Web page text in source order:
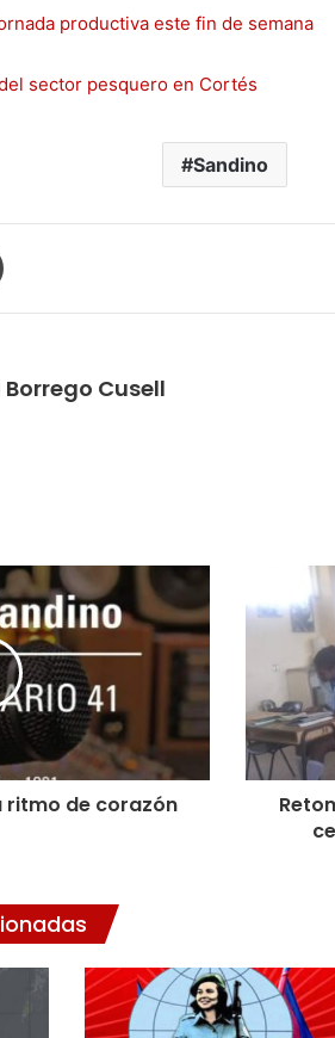
productiva este fin de semana
sector pesquero en Cortés
Sandino
Cusell
ritmo de corazón